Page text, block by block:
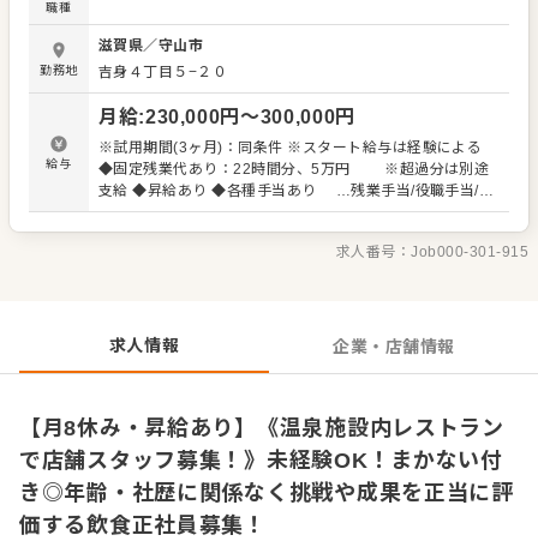
ーション管理 など 【キッチン業務】 ・調理・盛り付け ・
調理補助、仕込み ・ドリンク作成 ・キッチン内のオペレー
ション管理 など ホール・キッチンを兼任することで、接客
力・調理スキルだけでなく、 **「お店を動かす視点」**を
身につけられる環境です。 ▼未経験・経験浅めでも安心 入
社後は「できること」からスタート。 ホール・キッチンは
得意な業務から担当OKなので、 正社員・飲食未経験の方も
無理なく成長できます。 ▼20代活躍中！評価×キャリアア
価。 実績次第で、店長やマネージャーへの昇格も目指せま
職種
勤務地
滋賀県／守山市
吉身４丁目５−２０
給与
月給:230,000円〜300,000円
※試用期間(3ヶ月)：同条件 ※スタート給与は経験による
◆固定残業代あり：22時間分、5万円 ※超過分は別途
支給 ◆昇給あり ◆各種手当あり …残業手当/役職手当/家
族手当/住宅手当 資格手当（調理師免許など） ＜スタ
ート給与は経験に応じて決定！＞ --------------------- ・飲食
経験者 ・ホテル勤務 ・スーパーバイザー ・管理職 ----------
求人番号：Job000-301-915
求人情報 企業・店舗情報
【月8休み・昇給あり】《温泉施設内レストラン
で店舗スタッフ募集！》未経験OK！まかない付
き◎年齢・社歴に関係なく挑戦や成果を正当に評
価する飲食正社員募集！